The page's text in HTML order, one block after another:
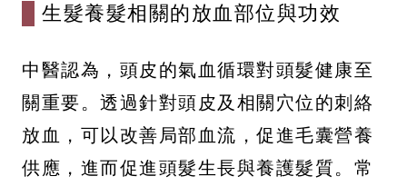
生髮養髮相關的放血部位與功效
中醫認為，頭皮的氣血循環對頭髮健康至
關重要。透過針對頭皮及相關穴位的刺絡
放血，可以改善局部血流，促進毛囊營養
供應，進而促進頭髮生長與養護髮質。常